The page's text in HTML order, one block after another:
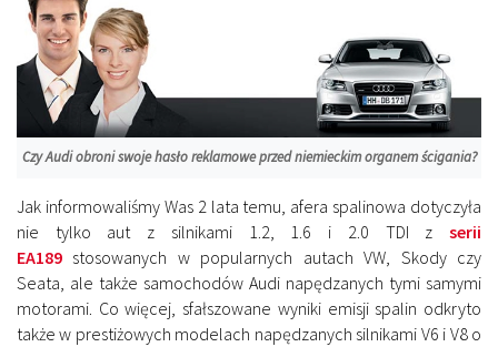
Czy Audi obroni swoje hasło reklamowe przed niemieckim organem ścigania?
Jak informowaliśmy Was 2 lata temu, afera spalinowa dotyczyła
nie tylko aut z silnikami 1.2, 1.6 i 2.0 TDI z serii
EA189 stosowanych w popularnych autach VW, Skody czy
Seata, ale także samochodów Audi napędzanych tymi samymi
motorami. Co więcej, sfałszowane wyniki emisji spalin odkryto
także w prestiżowych modelach napędzanych silnikami V6 i V8 o